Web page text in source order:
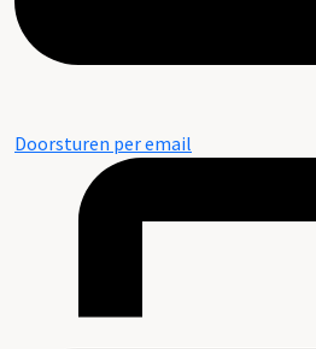
Doorsturen per email